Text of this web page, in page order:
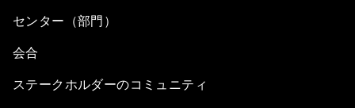
センター（部門）
会合
ステークホルダーのコミュニティ